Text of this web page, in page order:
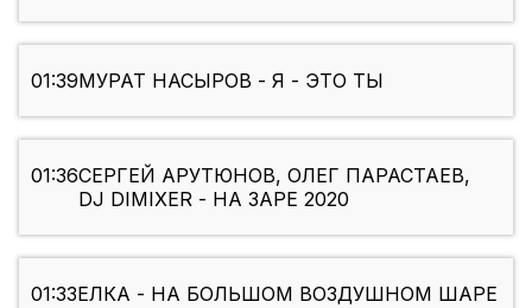
01:39МУРАТ НАСЫРОВ - Я - ЭТО ТЫ
01:36СЕРГЕЙ АРУТЮНОВ, ОЛЕГ ПАРАСТАЕВ,
DJ DIMIXER - НА ЗАРЕ 2020
01:33ЕЛКА - НА БОЛЬШОМ ВОЗДУШНОМ ШАРЕ